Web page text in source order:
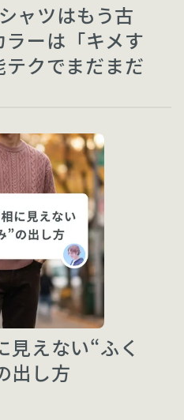
ャツはもう古
ーは「キメす
クでまだまだ
見えない“ふく
出し方